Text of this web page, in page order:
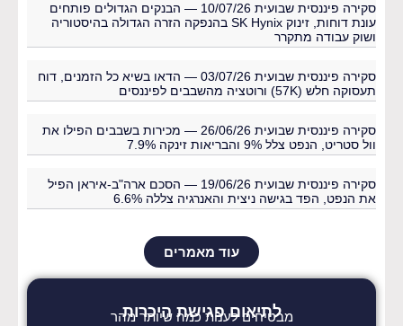
סקירה פיננסית שבועית 10/07/26 — הבנקים הגדולים פותחים
עונת דוחות, זינוק SK Hynix בהנפקה הזרה הגדולה בהיסטוריה
ושוק עבודה מתקרר
סקירה פיננסית שבועית 03/07/26 — הדאו בשיא כל הזמנים, דוח
תעסוקה חלש (57K) ורוטציה מהשבבים לפיננסים
סקירה פיננסית שבועית 26/06/26 — מכירות בשבבים הפילו את
וול סטריט, הנפט צלל 9% והבריאות זינקה 7.9%
סקירה פיננסית שבועית 19/06/26 — הסכם ארה"ב-איראן הפיל
את הנפט, הפד בגישה ניצית והאנרגיה צללה 6.6%
עוד מאמרים
לתיאום פגישת היכרות
מבטיחים לענות כמה שיותר מהר